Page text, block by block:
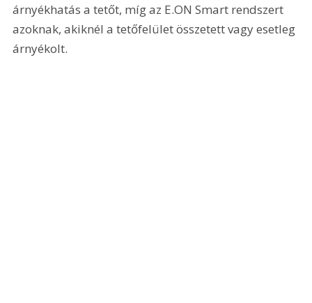
árnyékhatás a tetőt, míg az E.ON Smart rendszert
azoknak, akiknél a tetőfelület összetett vagy esetleg
árnyékolt.